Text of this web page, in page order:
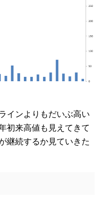
インよりもだいぶ高い
初来高値も見えてきて
継続するか見ていきた